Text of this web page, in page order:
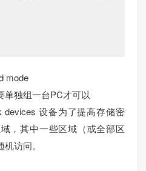
mode
单独组一台PC才可以
devices 设备为了提高存储密
，其中一些区域（或全部区
访问。